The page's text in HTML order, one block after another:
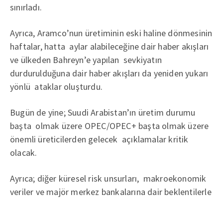
sınırladı.
Ayrıca, Aramco’nun üretiminin eski haline dönmesinin
haftalar, hatta aylar alabileceğine dair haber akışları
ve ülkeden Bahreyn’e yapılan sevkiyatın
durdurulduğuna dair haber akışları da yeniden yukarı
yönlü ataklar oluşturdu.
Bugün de yine; Suudi Arabistan’ın üretim durumu
başta olmak üzere OPEC/OPEC+ başta olmak üzere
önemli üreticilerden gelecek açıklamalar kritik
olacak.
Ayrıca; diğer küresel risk unsurları, makroekonomik
veriler ve majör merkez bankalarına dair beklentilerle